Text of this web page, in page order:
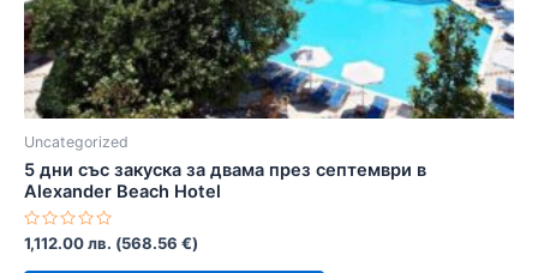
Uncategorized
5 дни със закуска за двама през септември в
Alexander Beach Hotel
Оценено
с
0
1,112.00лв. (568.56 €)